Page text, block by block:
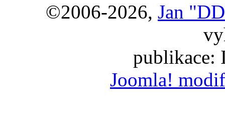
©2006-2026, Jan
publikace:
Joomla!